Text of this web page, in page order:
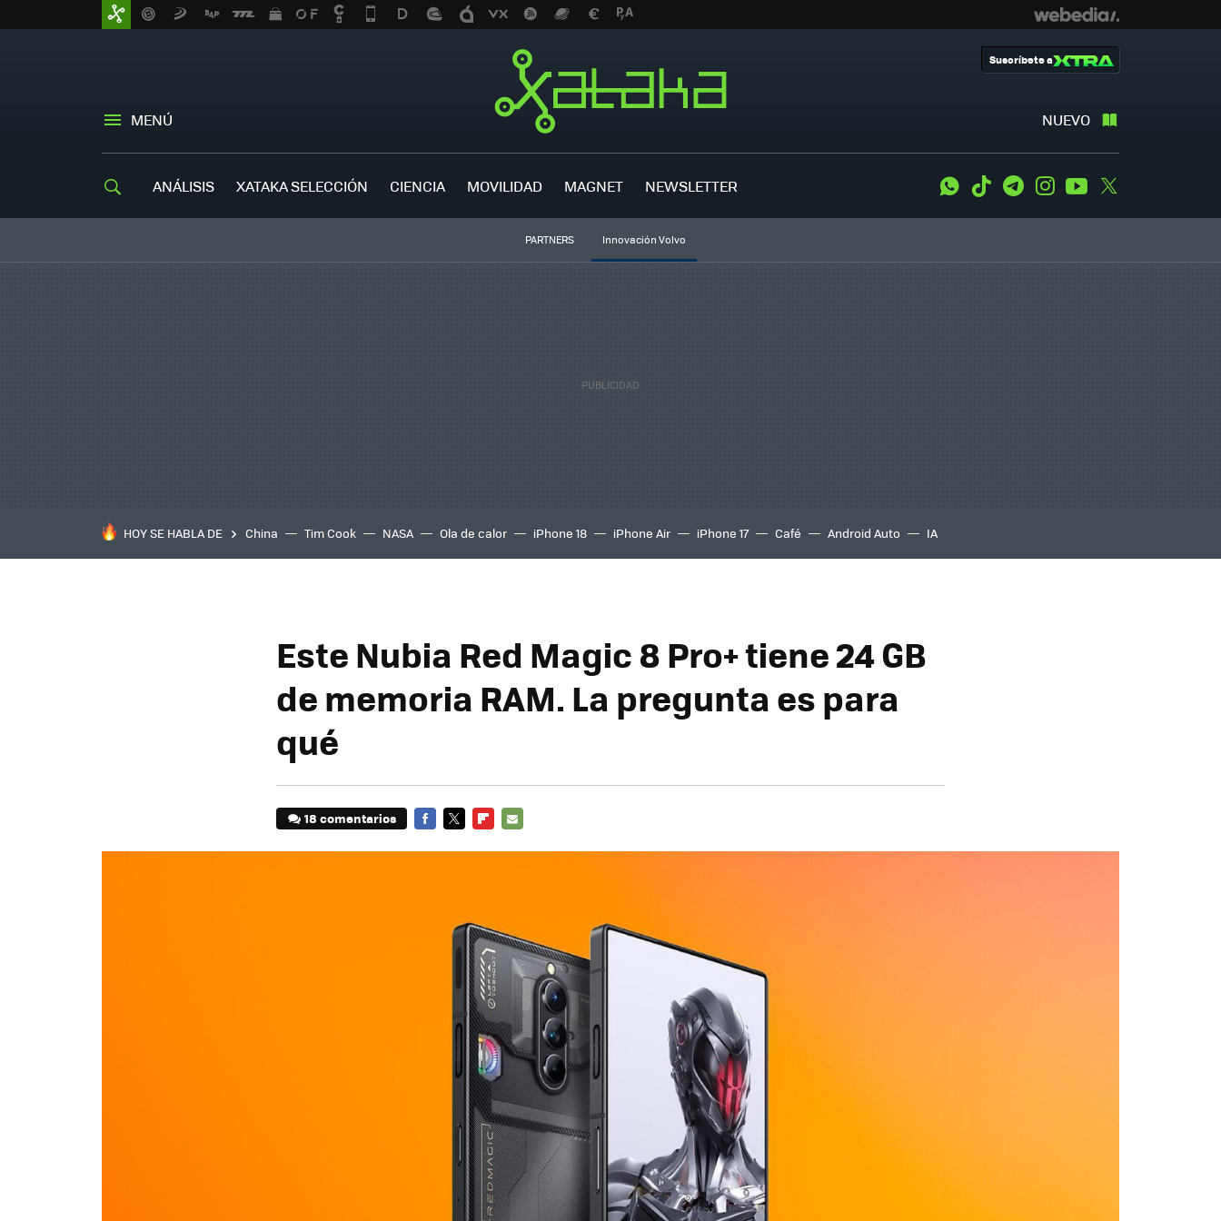
MENÚ NUEVO
Suscríbete a
ANÁLISIS XATAKA SELECCIÓN CIENCIA MOVILIDAD MAGNET NEWSLETTER WhatsApp
Tiktok TelegramInstagramYoutube
PARTNERS Innovación Volvo
HOY SE HABLA DE China Tim Cook NASA Ola de calor iPhone 18 iPhone Air iPhone 17 Café Android Auto IA
Este Nubia Red Magic 8 Pro+ tiene 24 GB
de memoria RAM. La pregunta es para
qué
18 comentarios